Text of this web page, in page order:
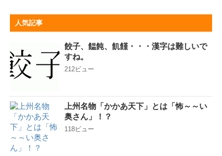
人気記事
餃子、饂飩、飢饉・・・漢字は難しいで
すね。
212ビュー
上州名物「かかあ天下」とは「怖～～い
奥さん」！？
118ビュー